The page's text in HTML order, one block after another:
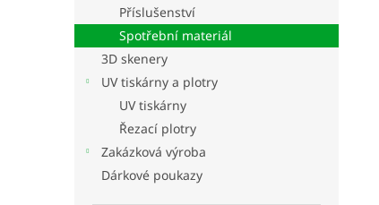
Příslušenství
Spotřební materiál
3D skenery
UV tiskárny a plotry
UV tiskárny
Řezací plotry
Zakázková výroba
Dárkové poukazy